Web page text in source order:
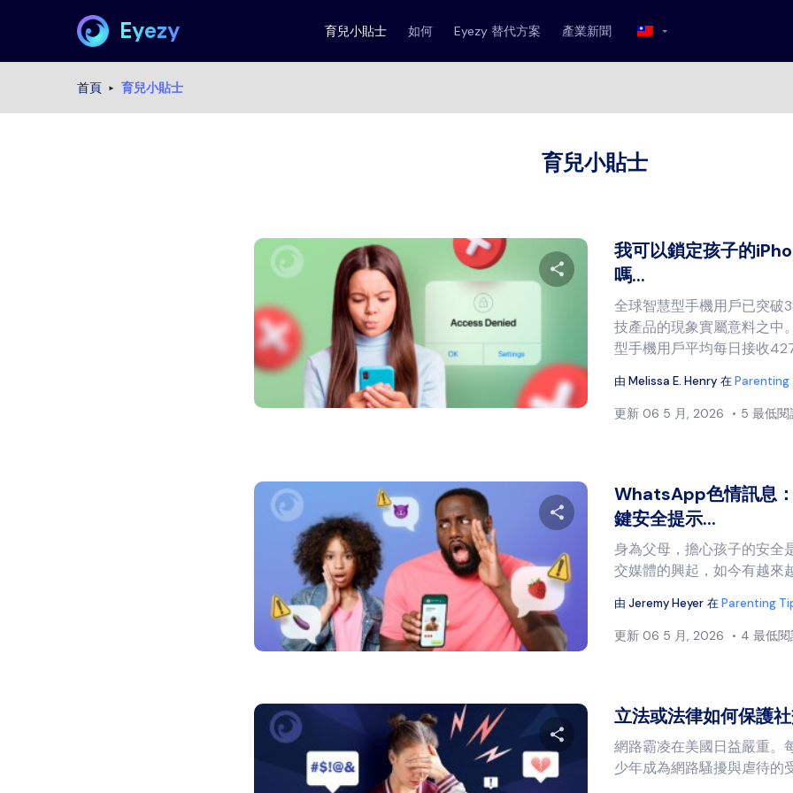
Eyezy 育兒小貼士 如何 Eyezy 替代方案 產業新聞
首頁 育兒小貼士
育兒小貼士
分享本文
推特 臉書 複製連結
我可以鎖定孩子的
嗎...
全球智慧型手機用戶已突破
技產品的現象實屬意料之中
型手機用戶平均每日接收
由Melissa E. Henry 在Parenting
更新 06 5 月, 2026 5 最低閱
分享本文
推特 臉書 複製連結
WhatsApp色情訊息
鍵安全提示...
身為父母，擔心孩子的安全
交媒體的興起，如今有越來
由Jeremy Heyer 在Parenting
更新 06 5 月, 2026 4 最低
分享本文
立法或法律如何保護
網路霸凌在美國日益嚴重。
少年成為網路騷擾與虐待的